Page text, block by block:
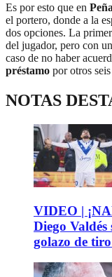
Es por esto que en
el portero, donde a la
dos opciones. La
del jugador, pero con
caso de no haber
préstamo por otros seis
NOTAS
VIDEO |
Diego
golazo de